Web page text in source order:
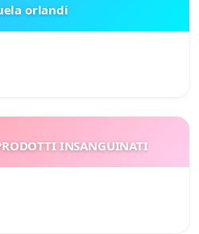
orlandi
INSANGUINATI